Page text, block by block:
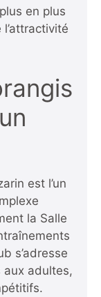
en plus
est l’un
la Salle
s’adresse
adultes,